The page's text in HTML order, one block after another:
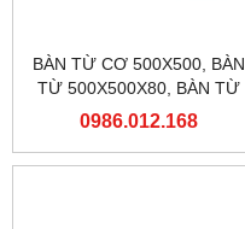
BÀN TỪ CƠ 500X500, BÀN
TỪ 500X500X80, BÀN TỪ
MÁY PHAY
0986.012.168